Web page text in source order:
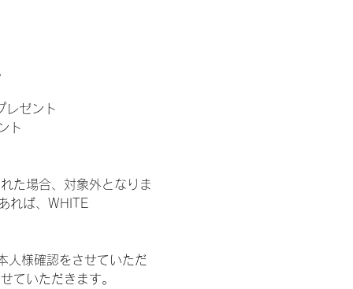
レゼント
ト
た場合、対象外となりま
れば、WHITE
人様確認をさせていただ
ていただきます。